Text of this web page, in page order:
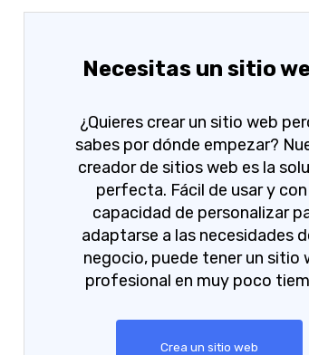
Necesitas un sitio
¿Quieres crear un sitio web
sabes por dónde empezar?
creador de sitios web es la
perfecta. Fácil de usar y con
capacidad de personalizar
adaptarse a las necesidades
negocio, puede tener un sitio
profesional en muy poco
Crea un sitio web